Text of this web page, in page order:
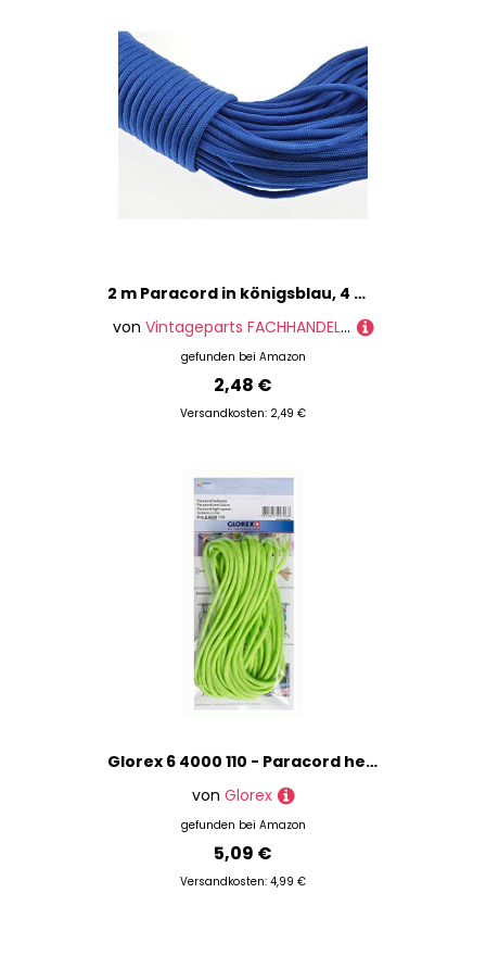
2 m Paracord in königsblau, 4 mm von Vintageparts, DIY-Schmuck
von Vintageparts FACHHANDEL FÜR SCHMUCKZUBEHÖR
gefunden bei Amazon
2,48 €
Versandkosten: 2,49 €
Glorex 6 4000 110 - Paracord hellgrün, 2 x 4 mm, 5 m lang, hoch reißfestes Nylonseil, zum Knüpfen von Armbändern, Leinen und Bändern
von Glorex
gefunden bei Amazon
5,09 €
Versandkosten: 4,99 €